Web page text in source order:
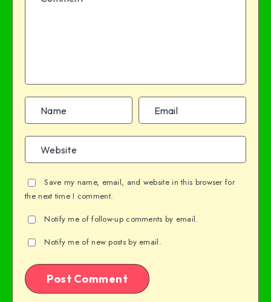
Save my name, email, and website in this browser for
the next time I comment.
Notify me of follow-up comments by email.
Notify me of new posts by email.